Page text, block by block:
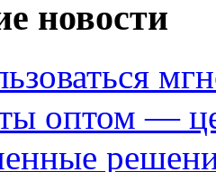
новости
оптом —